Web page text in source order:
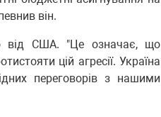
він.
від США. "Це означає, що
цій агресії. Україна
переговорів з нашими